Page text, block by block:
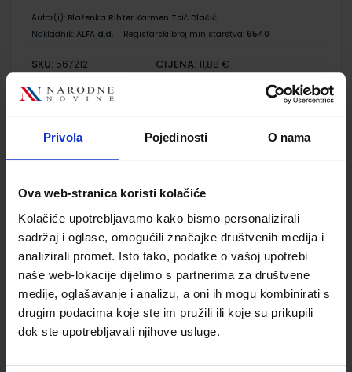
Privola Pojedinosti O nama
Ova web-stranica koristi kolačiće
Kolačiće upotrebljavamo kako bismo personalizirali
sadržaj i oglase, omogućili značajke društvenih medija i
analizirali promet. Isto tako, podatke o vašoj upotrebi
naše web-lokacije dijelimo s partnerima za društvene
medije, oglašavanje i analizu, a oni ih mogu kombinirati s
drugim podacima koje ste im pružili ili koje su prikupili
dok ste upotrebljavali njihove usluge.
Autor(i): Blaženka Rihter Karmen Toić Dlačić
Nakladnik: ALFA d.d. Registarski broj ministarstva: 6540
SKU: 567212 CIJENA: 11,88 €
ŠIFRA OMOTA: 500167
razred osnovne škole
Autor(i): Blaženka Rihter Karmen Toić Dlačić
Nakladnik: ALFA d.d. Registarski broj ministarstva:6540-DOM
SKU:567213 CIJENA:9,50 €
ŠIFRA OMOTA: 500160
Udžbenik Omot